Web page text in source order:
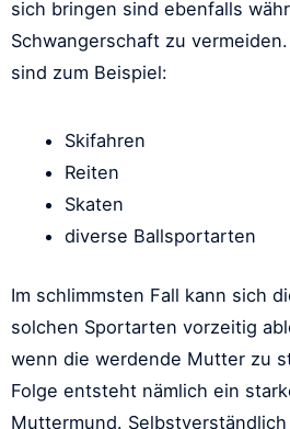
sich bringen sind ebenfalls
Schwangerschaft zu
sind zum Beispiel:
Skifahren
Reiten
Skaten
diverse Ballsportarten
Im schlimmsten Fall kann sich
solchen Sportarten vorzeitig
wenn die werdende Mutter zu
Folge entsteht nämlich ein
Muttermund.